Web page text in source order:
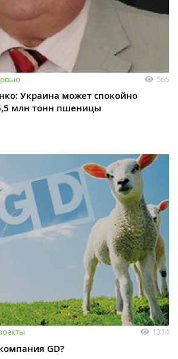
565
Украина может спокойно
млн тонн пшеницы
1314
GD?